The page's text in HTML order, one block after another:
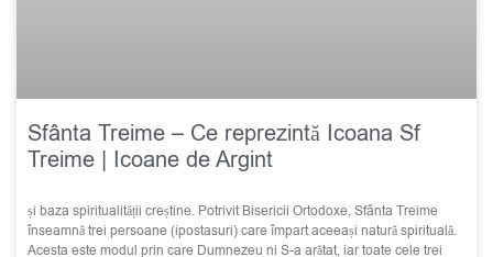
Sfânta Treime – Ce reprezintă Icoana Sf
Treime | Icoane de Argint
și baza spiritualității creștine. Potrivit Bisericii Ortodoxe, Sfânta Treime
înseamnă trei persoane (ipostasuri) care împart aceeași natură spirituală.
Acesta este modul prin care Dumnezeu ni S-a arătat, iar toate cele trei